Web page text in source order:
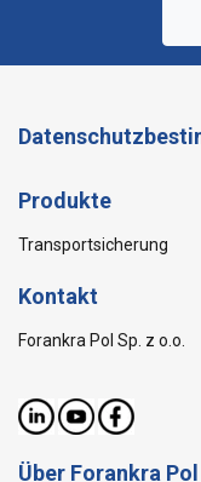
Produkte
Transportsicherung
Kontakt
Forankra Pol Sp. z o.o.
Über Forankra Pol